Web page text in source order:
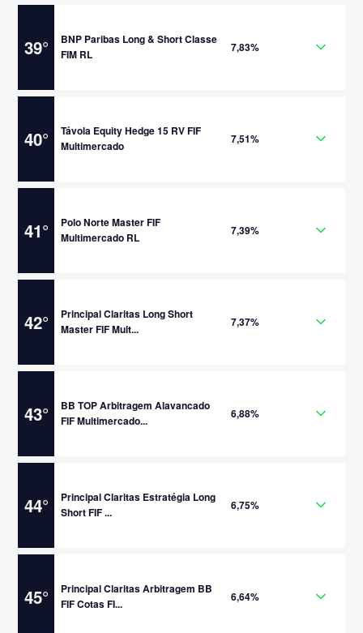
39°
BNP Paribas Long & Short Classe
FIM RL
7,83%
40°
Távola Equity Hedge 15 RV FIF
Multimercado
7,51%
41°
Polo Norte Master FIF
Multimercado RL
7,39%
42°
Principal Claritas Long Short
Master FIF Mult...
7,37%
43°
BB TOP Arbitragem Alavancado
FIF Multimercado...
6,88%
44°
Principal Claritas Estratégia Long
Short FIF ...
6,75%
45°
Principal Claritas Arbitragem BB
FIF Cotas FI...
6,64%